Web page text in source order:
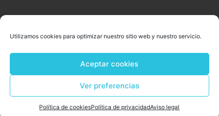
Utilizamos cookies para optimizar nuestro sitio web y nuestro servicio.
Aceptar cookies
Ver preferencias
Política de cookiesPolítica de privacidadAviso legal